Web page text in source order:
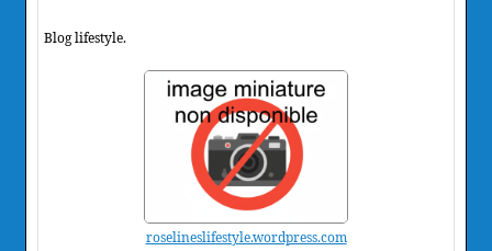
Blog lifestyle.
roselineslifestyle.wordpress.com